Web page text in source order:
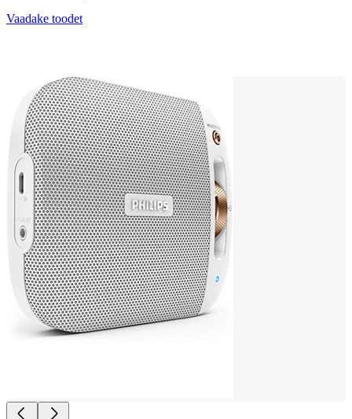
Vaadake toodet